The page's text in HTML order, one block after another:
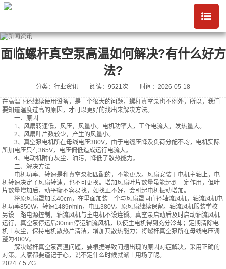
面临螺杆真空泵高温如何解决?有什么好方
法?
分类：行业资讯 阅读：9521次 时间：2026-05-18
在高温下还继续使用设备，是一个很大的问题，螺杆真空泵也不例外，所以，我们
要知道温度过高的原因，才可以更好的找出来解决方法。
一、原因
1、风扇转速低，风压，风量小。电机功率大，工作电流大，发热量大。
2、风扇叶片数较少，产生的风量小。
3、真空泵电机所在母线电压380V，由于电缆压降及负荷分配不均，电机实际
所加电压只有365V，电压偏低造成运行电流大。
4、电动机附有灰尘、油污，降低了散热能力。
二、解决方法
电机功率、转速是和真空泵相匹配的，不能更改。风扇安装于电机主轴上，电
机转速决定了风扇转速，也不可更换。增加风扇叶片数量虽能起到一定作用，但叶
片数量增加后，动平衡不容易找，如找正不好，会引起电机振动增加。
将原风扇罩加长40cm，在里面加装一个与风扇罩同直径轴流风机，轴流风机电
机功率850W，转速1489r/min，电压380V。原风扇继续保留。轴流风机服装学校
另设一路电源控制，轴流风机与主电机不设连锁。真空泵启动后及时启动轴流风机
运行，真空泵停运后30min停运轴流风机，以使主电机得到充分冷却；定期清除电
机上灰尘，保持电机散热片清洁，增加其散热能力；将螺杆真空泵所在母线电压调
整为400V。
解决螺杆真空泵高温问题，要根据导致问题出现的原因对症解决，采用正确的
对策。大家都要谨记于心，说不定什么时候就派上用场了呢。
2024.7.5 ZG